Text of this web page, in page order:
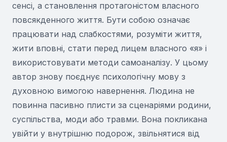
сенсі, а становлення протагоністом власного
повсякденного життя. Бути собою означає
працювати над слабкостями, розуміти життя,
жити вповні, стати перед лицем власного «я» і
використовувати методи самоаналізу. У цьому
автор знову поєднує психологічну мову з
духовною вимогою навернення. Людина не
повинна пасивно плисти за сценаріями родини,
суспільства, моди або травми. Вона покликана
увійти у внутрішню подорож, звільнятися від